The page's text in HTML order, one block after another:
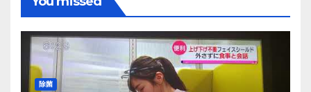
除菌